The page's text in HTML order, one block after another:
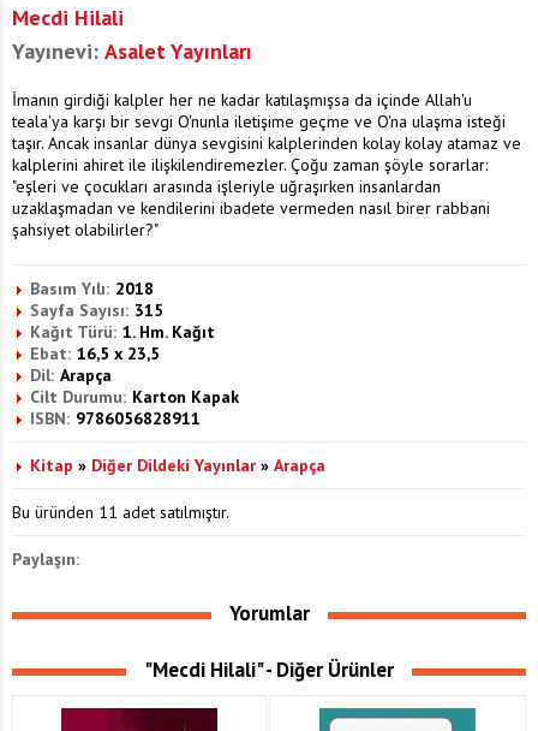
Mecdi Hilali
Yayınevi: Asalet Yayınları
İmanın girdiği kalpler her ne kadar katılaşmışsa da içinde Allah'u
teala'ya karşı bir sevgi O'nunla iletişime geçme ve O'na ulaşma isteği
taşır. Ancak insanlar dünya sevgisini kalplerinden kolay kolay atamaz ve
kalplerini ahiret ile ilişkilendiremezler. Çoğu zaman şöyle sorarlar:
"eşleri ve çocukları arasında işleriyle uğraşırken insanlardan
uzaklaşmadan ve kendilerini ibadete vermeden nasıl birer rabbani
şahsiyet olabilirler?"
Basım Yılı: 2018
Sayfa Sayısı: 315
Kağıt Türü: 1. Hm. Kağıt
Ebat: 16,5 x 23,5
Dil: Arapça
Cilt Durumu: Karton Kapak
ISBN: 9786056828911
Kitap » Diğer Dildeki Yayınlar » Arapça
Bu üründen 11 adet satılmıştır.
Paylaşın:
Yorumlar
"Mecdi Hilali" - Diğer Ürünler